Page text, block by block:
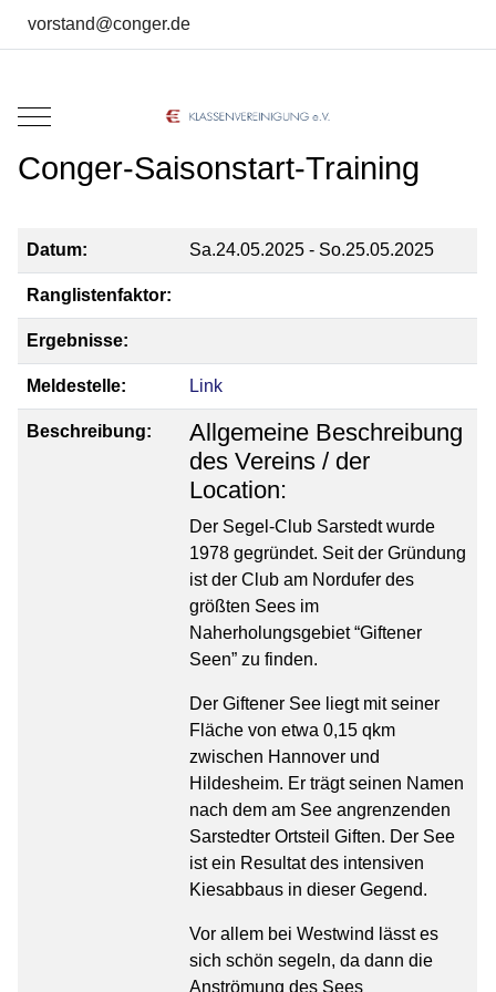
vorstand@conger.de
Mobile Menu Toggle
Conger-Saisonstart-Training
Datum: Sa.24.05.2025 - So.25.05.2025
Ranglistenfaktor:
Ergebnisse:
Meldestelle: Link
Beschreibung:
Allgemeine Beschreibung
des Vereins / der
Location:
Der Segel-Club Sarstedt wurde
1978 gegründet. Seit der Gründung
ist der Club am Nordufer des
größten Sees im
Naherholungsgebiet “Giftener
Seen” zu finden.
Der Giftener See liegt mit seiner
Fläche von etwa 0,15 qkm
zwischen Hannover und
Hildesheim. Er trägt seinen Namen
nach dem am See angrenzenden
Sarstedter Ortsteil Giften. Der See
ist ein Resultat des intensiven
Kiesabbaus in dieser Gegend.
Vor allem bei Westwind lässt es
sich schön segeln, da dann die
Anströmung des Sees